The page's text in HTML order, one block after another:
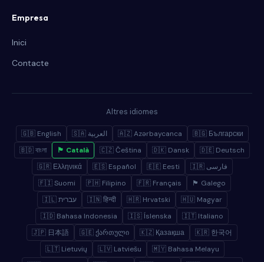
Empresa
Inici
Contacte
Altres idiomes
🇬🇧 English 🇸🇦 العربية 🇦🇿 Azərbaycanca
🇧🇬 Български
🇧🇩 বাংলা
🏴 Català 🇨🇿 Čeština 🇩🇰 Dansk
🇩🇪 Deutsch
🇬🇷 Ελληνικά
🇪🇸 Español 🇪🇪 Eesti
🇮🇷 فارسی
🇫🇮 Suomi
🇵🇭 Filipino 🇫🇷 Français
🏴 Galego
🇮🇱 עברית
🇮🇳 हिन्दी 🇭🇷 Hrvatski
🇭🇺 Magyar
🇮🇩 Bahasa Indonesia
🇮🇸 Íslenska
🇮🇹 Italiano
🇯🇵 日本語
🇬🇪 ქართული 🇰🇿 Қазақша
🇰🇷 한국어
🇱🇹 Lietuvių
🇱🇻 Latviešu
🇲🇾 Bahasa Melayu